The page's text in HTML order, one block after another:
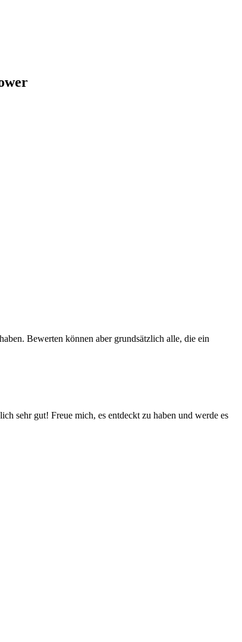
Bewerten können aber grundsätzlich alle, die ein
sehr gut! Freue mich, es entdeckt zu haben und werde es